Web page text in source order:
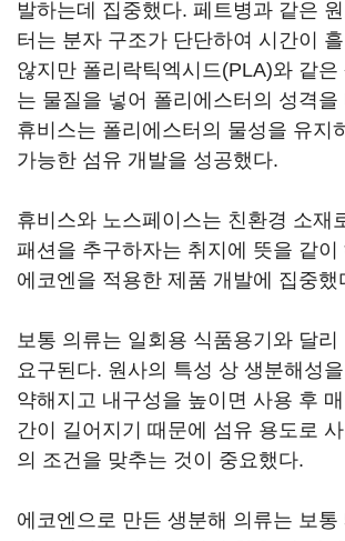
발하는데 집중했다. 페트병과 같은
터는 분자 구조가 단단하여 시간이
않지만 폴리락틱엑시드(PLA)와 같은
는 물질을 넣어 폴리에스터의 성격을
휴비스는 폴리에스터의 물성을 유지
가능한 섬유 개발을 성공했다.
휴비스와 노스페이스는 친환경 소재
패션을 추구하자는 취지에 뜻을 같이
에코엔을 적용한 제품 개발에 집중했
보통 의류는 일회용 식품용기와 달리
요구된다. 원사의 특성 상 생분해성을
약해지고 내구성을 높이면 사용 후 매
간이 길어지기 때문에 섬유 용도로
의 조건을 맞추는 것이 중요했다.
에코엔으로 만든 생분해 의류는 보통